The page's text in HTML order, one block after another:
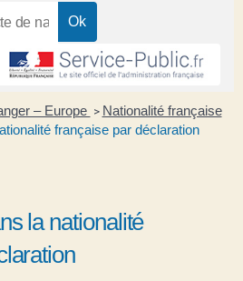
– Europe > Nationalité française
française par déclaration
la nationalité